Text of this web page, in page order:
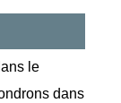
le
dans